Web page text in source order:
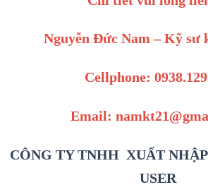
Nguyễn Đức Nam – Kỹ sư
Cellphone:
Email:
CÔNG TY TNHH XUẤT
USER